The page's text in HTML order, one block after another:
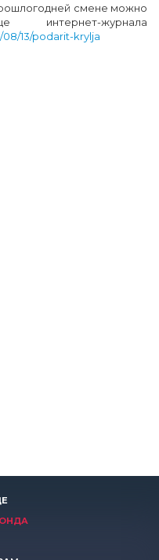
смене можно
интернет-журнала
08/13/podarit-krylja